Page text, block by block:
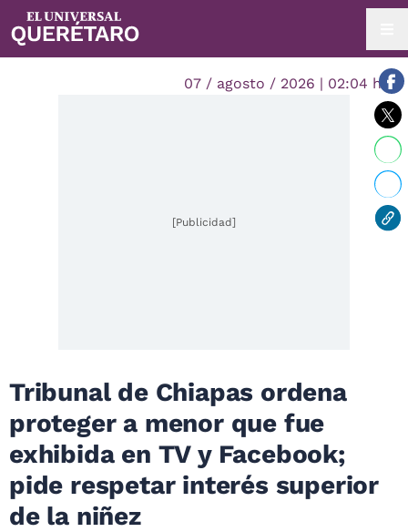
07 / agosto / 2026 | 02:04 hrs.
[Publicidad]
Tribunal de Chiapas ordena
proteger a menor que fue
exhibida en TV y Facebook;
pide respetar interés superior
de la niñez